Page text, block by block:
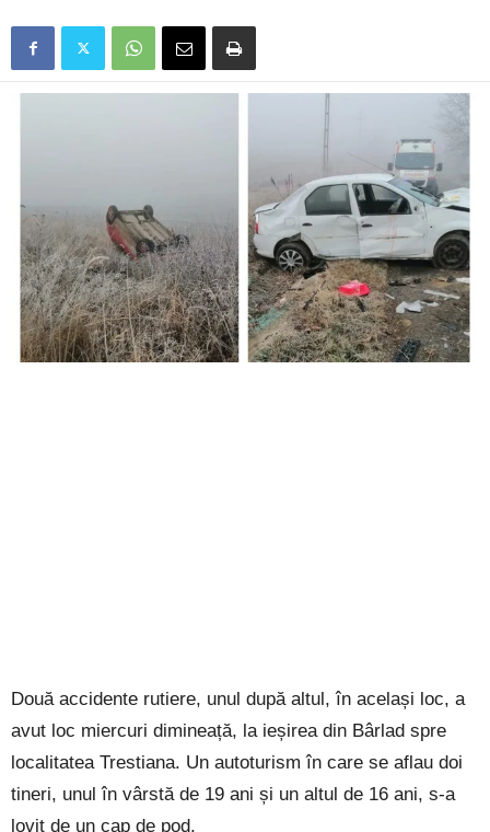
Două accidente rutiere, unul după altul, în același loc, a
avut loc miercuri dimineață, la ieșirea din Bârlad spre
localitatea Trestiana. Un autoturism în care se aflau doi
tineri, unul în vârstă de 19 ani și un altul de 16 ani, s-a
lovit de un cap de pod.